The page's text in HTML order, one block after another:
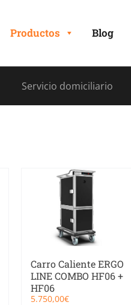
Productos Blog
Servicio domiciliario
Carro Caliente ERGO
LINE COMBO HF06 +
HF06
5.750,00€